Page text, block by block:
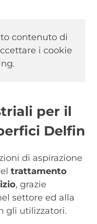
contenuto di
i cookie
per il
Delfin
di aspirazione
trattamento
, grazie
settore ed alla
gli utilizzatori.